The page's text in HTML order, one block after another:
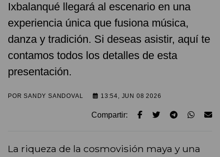
Ixbalanqué llegará al escenario en una
experiencia única que fusiona música,
danza y tradición. Si deseas asistir, aquí te
contamos todos los detalles de esta
presentación.
PORSANDY SANDOVAL 13:54, JUN 08 2026
Compartir:
La riqueza de la cosmovisión maya y una